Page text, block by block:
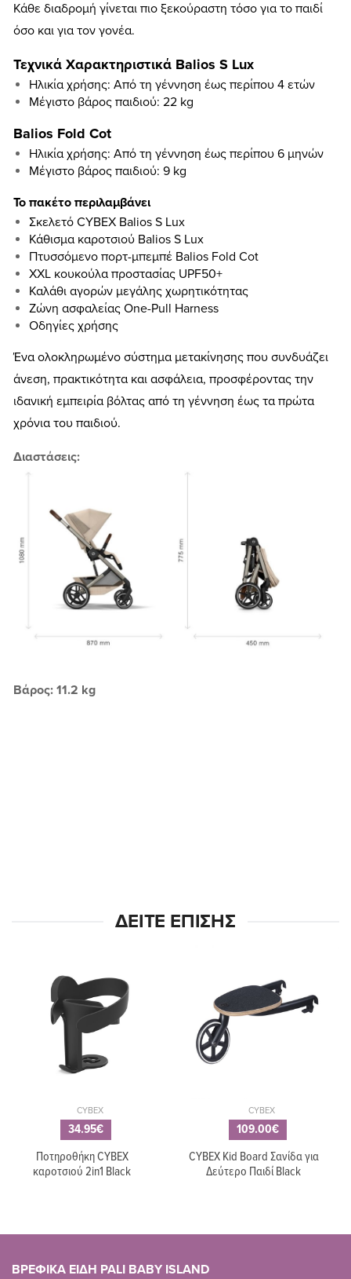
Κάθε διαδρομή γίνεται πιο ξεκούραστη τόσο για το παιδί
όσο και για τον γονέα.
Τεχνικά Χαρακτηριστικά Balios S Lux
Ηλικία χρήσης: Από τη γέννηση έως περίπου 4 ετών
Μέγιστο βάρος παιδιού: 22 kg
Balios Fold Cot
Ηλικία χρήσης: Από τη γέννηση έως περίπου 6 μηνών
Μέγιστο βάρος παιδιού: 9 kg
Το πακέτο περιλαμβάνει
Σκελετό CYBEX Balios S Lux
Κάθισμα καροτσιού Balios S Lux
Πτυσσόμενο πορτ-μπεμπέ Balios Fold Cot
XXL κουκούλα προστασίας UPF50+
Καλάθι αγορών μεγάλης χωρητικότητας
Ζώνη ασφαλείας One-Pull Harness
Οδηγίες χρήσης
Ένα ολοκληρωμένο σύστημα μετακίνησης που συνδυάζει
άνεση, πρακτικότητα και ασφάλεια, προσφέροντας την
ιδανική εμπειρία βόλτας από τη γέννηση έως τα πρώτα
χρόνια του παιδιού.
Διαστάσεις:
Βάρος: 11.2 kg
ΔΕΊΤΕ ΕΠΊΣΗΣ
CYBEX
34.95€
Ποτηροθήκη CYBEX
καροτσιού 2in1 Black
CYBEX
109.00€
CYBEX Kid Board Σανίδα για
Δεύτερο Παιδί Black
ΒΡΕΦΙΚΑ ΕΙΔΗ PALI BABY ISLAND